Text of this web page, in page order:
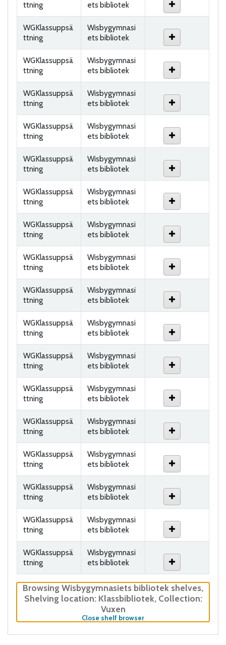
ttning
ets bibliotek
WGKlassuppsä
ttning
Wisbygymnasi
ets bibliotek
WGKlassuppsä
ttning
Wisbygymnasi
ets bibliotek
WGKlassuppsä
ttning
Wisbygymnasi
ets bibliotek
WGKlassuppsä
ttning
Wisbygymnasi
ets bibliotek
WGKlassuppsä
ttning
Wisbygymnasi
ets bibliotek
WGKlassuppsä
ttning
Wisbygymnasi
ets bibliotek
WGKlassuppsä
ttning
Wisbygymnasi
ets bibliotek
WGKlassuppsä
ttning
Wisbygymnasi
ets bibliotek
WGKlassuppsä
ttning
Wisbygymnasi
ets bibliotek
WGKlassuppsä
ttning
Wisbygymnasi
ets bibliotek
WGKlassuppsä
ttning
Wisbygymnasi
ets bibliotek
WGKlassuppsä
ttning
Wisbygymnasi
ets bibliotek
WGKlassuppsä
ttning
Wisbygymnasi
ets bibliotek
WGKlassuppsä
ttning
Wisbygymnasi
ets bibliotek
WGKlassuppsä
ttning
Wisbygymnasi
ets bibliotek
WGKlassuppsä
ttning
Wisbygymnasi
ets bibliotek
WGKlassuppsä
ttning
Wisbygymnasi
ets bibliotek
Browsing Wisbygymnasiets bibliotek shelves,
Shelving location:Klassbibliotek, Collection:
Vuxen
Close shelf browser(Hides shelf browser)